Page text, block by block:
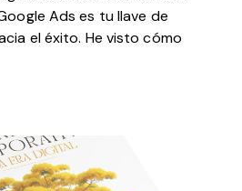
Ads es tu llave de
el éxito. He visto cómo